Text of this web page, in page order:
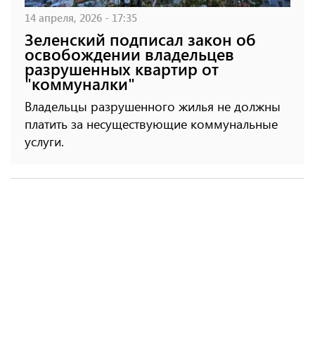
14 апреля, 2026 - 17:35
Зеленский подписал закон об
освобождении владельцев
разрушенных квартир от
"коммуналки"
Владельцы разрушенного жилья не должны
платить за несуществующие коммунальные
услуги.